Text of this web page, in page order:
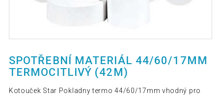
SPOTŘEBNÍ MATERIÁL 44/60/17MM
TERMOCITLIVÝ (42M)
Kotouček Star Pokladny termo 44/60/17mm vhodný pro